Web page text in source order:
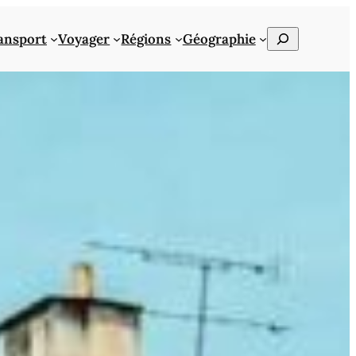
Voyager Régions Géographie Rechercher